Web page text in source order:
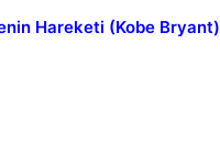
Hareketi (Kobe Bryant)